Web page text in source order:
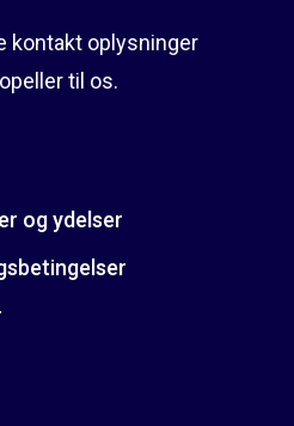
kontakt oplysninger
til os.
og ydelser